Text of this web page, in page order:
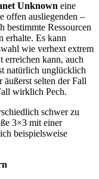
Unknown eine
offen ausliegenden –
bestimmte Ressourcen
erhalte. Es kann
wie verhext extrem
erreichen kann, auch
natürlich unglücklich
äußerst selten der Fall
wirklich Pech.
schwer zu
3×3 mit einer
beispielsweise